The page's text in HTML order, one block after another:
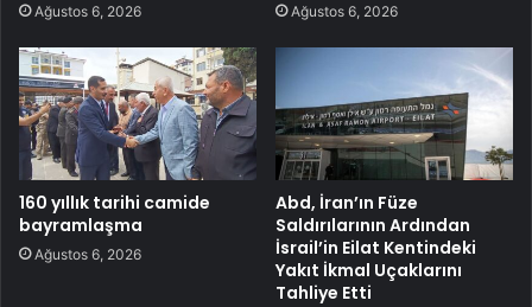
Ağustos 6, 2026 Ağustos 6, 2026
160 yıllık tarihi camide
bayramlaşma
Ağustos 6, 2026
Abd, İran’ın Füze
Saldırılarının Ardından
İsrail’in Eilat Kentindeki
Yakıt İkmal Uçaklarını
Tahliye Etti